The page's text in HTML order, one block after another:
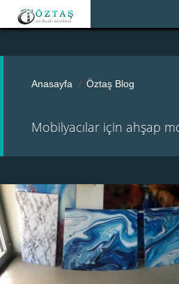
Mobilyacılar için ahşap
Anasayfa Öztaş Blog